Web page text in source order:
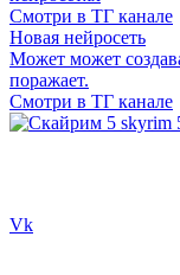
Смотри в ТГ канале
Новая нейросеть
Может может
поражает.
Смотри в ТГ канале
Vk